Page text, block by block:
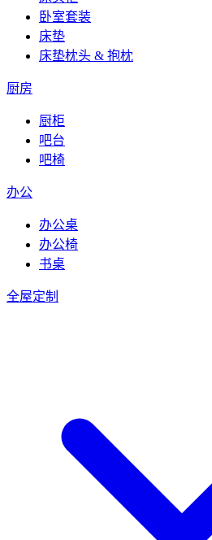
卧室套装
床垫
床垫枕头 & 抱枕
厨房
厨柜
吧台
吧椅
办公
办公桌
办公椅
书桌
全屋定制